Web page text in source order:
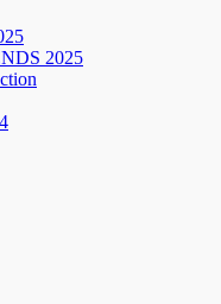
2025